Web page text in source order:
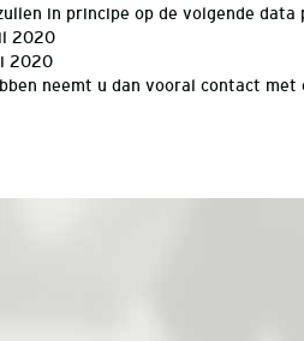
in principe op de volgende data
2020
2020
neemt u dan vooral contact met